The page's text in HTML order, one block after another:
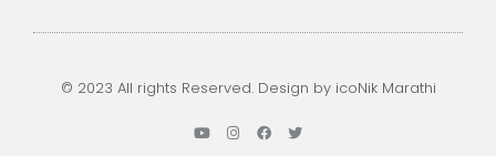
© 2023 All rights Reserved. Design by icoNik Marathi